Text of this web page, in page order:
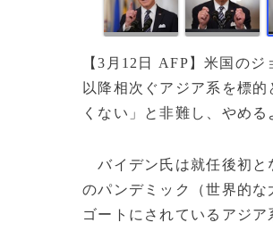
【3月12日 AFP】米国の
以降相次ぐアジア系を標
くない」と非難し、やめる
バイデン氏は就任後初と
のパンデミック（世界的
ゴートにされているアジ